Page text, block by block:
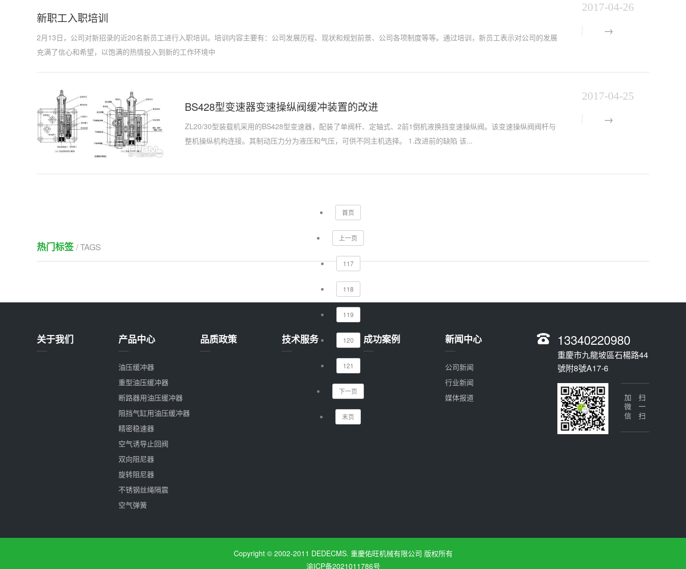
新职工入职培训
2017-04-26
2月13日，公司对新招录的近20名新员工进行入职培训。培训内容主要有：公司发展历程、现状和规划前景、公司各项制度等等。通过培训，新员工表示对公司的发展
充满了信心和希望，以饱满的热情投入到新的工作环境中
BS428型变速器变速操纵阀缓冲装置的改进
2017-04-25
ZL20/30型装载机采用的BS428型变速器，配装了单阀杆、定轴式、2前1倒机液换挡变速操纵阀。该变速操纵阀阀杆与
整机操纵机构连接。其制动压力分为液压和气压，可供不同主机选择。 1.改进前的缺陷 该...
首页
上一页
117
118
119
120
121
下一页
末页
热门标签/ TAGS
关于我们 产品中心
油压缓冲器
重型油压缓冲器
断路器用油压缓冲器
阻挡气缸用油压缓冲器
精密稳速器
空气诱导止回阀
双向阻尼器
旋转阻尼器
不锈钢丝绳隔震
空气弹簧
品质政策 技术服务 成功案例 新闻中心
公司新闻
行业新闻
媒体报道
13340220980
重慶市九龍坡區石楊路44
號附8號A17-6
扫一扫
加微信
Copyright © 2002-2011 DEDECMS. 重慶佑旺机械有限公司 版权所有
渝ICP备2021011786号